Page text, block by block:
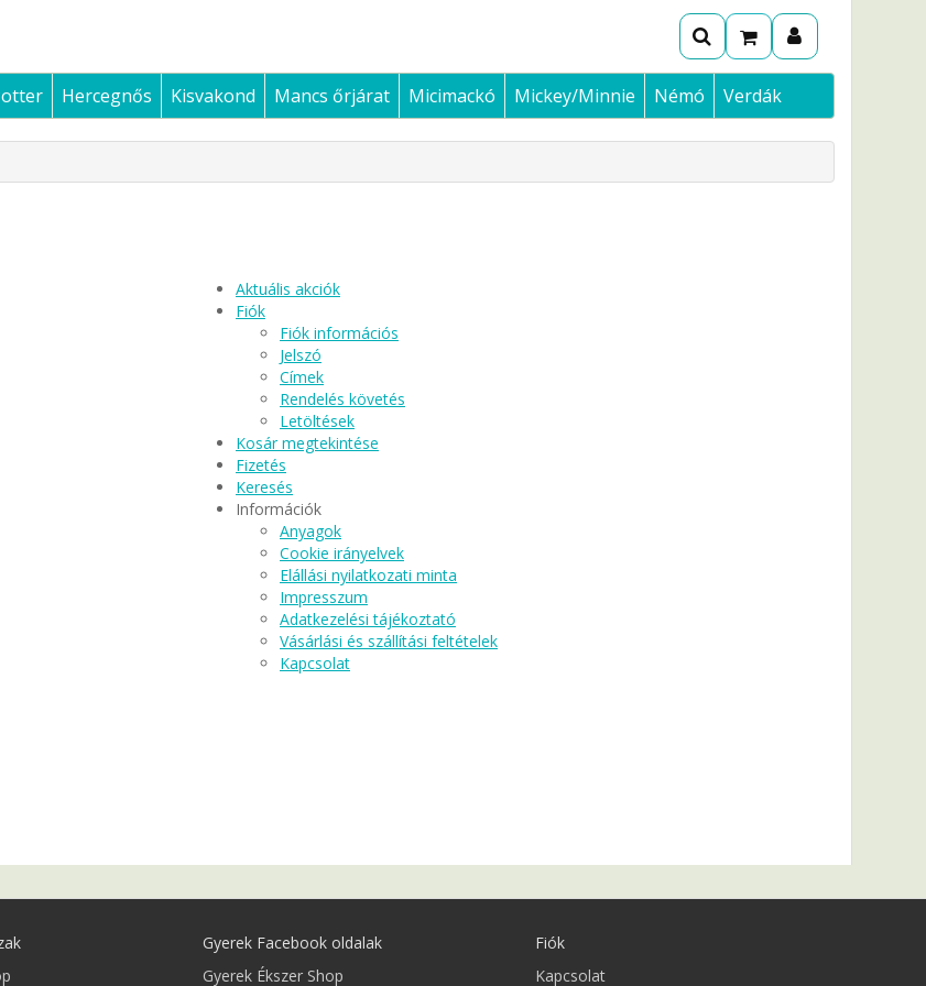
Hercegnős Kisvakond Mancs őrjárat Micimackó Mickey/Minnie Némó Verdák
Aktuális akciók
Fiók
Fiók információs
Jelszó
Címek
Rendelés követés
Letöltések
Kosár megtekintése
Fizetés
Keresés
Információk
Anyagok
Cookie irányelvek
Elállási nyilatkozati minta
Impresszum
Adatkezelési tájékoztató
Vásárlási és szállítási feltételek
Kapcsolat
Gyerek Facebook oldalak
Gyerek Ékszer Shop
Fiók
Kapcsolat